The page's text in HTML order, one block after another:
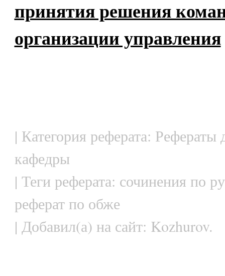
принятия решения
организации управления
| Категория реферата: Рефераты
кафедры
| Теги реферата: сочинения по
реферат по обже
| Добавил(а) на сайт: Kozhurov.